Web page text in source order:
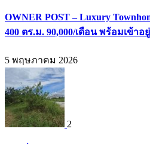
OWNER POST – Luxury
400 ตร.ม. 90,000/เดือน พร้อมเข้าอ
5 พฤษภาคม 2026
2